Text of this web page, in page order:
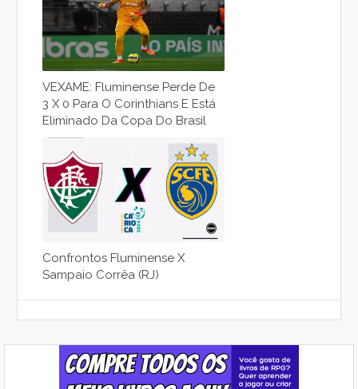
VEXAME: Fluminense Perde De
3 X 0 Para O Corinthians E Está
Eliminado Da Copa Do Brasil
Confrontos Fluminense X
Sampaio Corrêa (RJ)